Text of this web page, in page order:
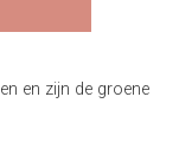
en zijn de groene